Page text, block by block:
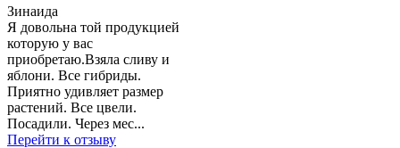
Зинаида
Я довольна той продукцией
которую у вас
приобретаю.Взяла сливу и
яблони. Все гибриды.
Приятно удивляет размер
растений. Все цвели.
Посадили. Через мес...
Перейти к отзыву